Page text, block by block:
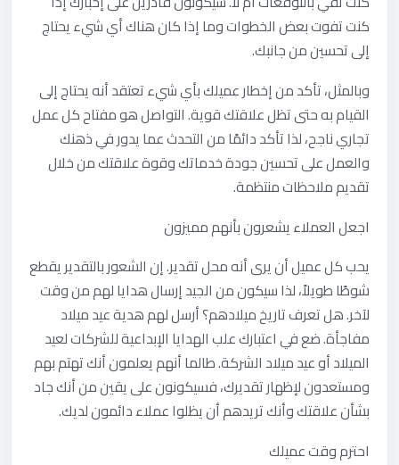
كنت تفوت بعض الخطوات وما إذا كان هناك أي شيء يحتاج
إلى تحسين من جانبك.
وبالمثل، تأكد من إخطار عميلك بأي شيء تعتقد أنه يحتاج إلى
القيام به حتى تظل علاقتك قوية. التواصل هو مفتاح كل عمل
تجاري ناجح، لذا تأكد دائمًا من التحدث عما يدور في ذهنك
والعمل على تحسين جودة خدماتك وقوة علاقتك من خلال
تقديم ملاحظات منتظمة.
اجعل‭ ‬العملاء‭ ‬يشعرون‭ ‬بأنهم‭ ‬مميزون
يحب كل عميل أن يرى أنه محل تقدير. إن الشعور بالتقدير يقطع
شوطًا طويلاً، لذا سيكون من الجيد إرسال هدايا لهم من وقت
لآخر. هل تعرف تاريخ ميلادهم؟ أرسل لهم هدية عيد ميلاد
مفاجأة. ضع في اعتبارك علب الهدايا الإبداعية للشركات لعيد
الميلاد أو عيد ميلاد الشركة. طالما أنهم يعلمون أنك تهتم بهم
ومستعدون لإظهار تقديرك، فسيكونون على يقين من أنك جاد
بشأن علاقتك وأنك تريدهم أن يظلوا عملاء دائمون لديك.
احترم‭ ‬وقت‭ ‬عميلك